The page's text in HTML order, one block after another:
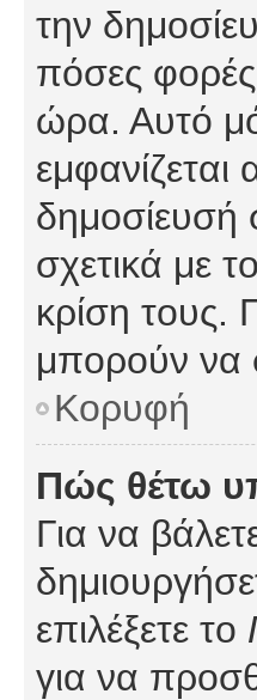
την
πόσες φορές
ώρα. Αυτό
εμφανίζεται
σχετικά με
κρίση τους.
μπορούν να
Κορυφή
Πώς θέτω
Για να
επιλέξετε το
για να